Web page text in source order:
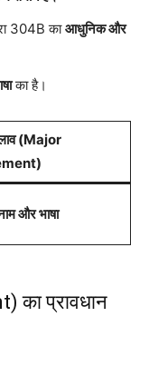
304B काआधुनिक और
का है।
(Major
और भाषा
का प्रावधान